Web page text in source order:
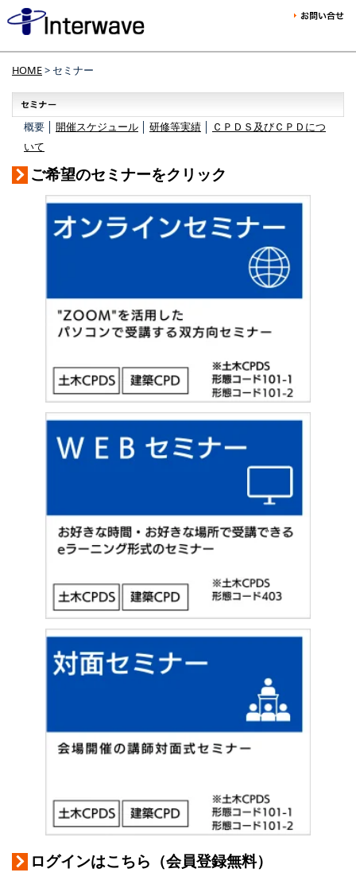
HOME> セミナー
概要 │ 開催スケジュール 研修等実績
ＣＰＤＳ及びＣＰＤにつ
いて
ご希望のセミナーをクリック
ログインはこちら（会員登録無料）